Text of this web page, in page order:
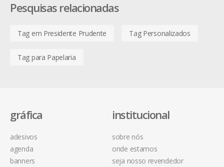
Pesquisas relacionadas
Tag em Presidente Prudente Tag Personalizados
Tag para Papelaria
institucional
sobre nós
onde estamos
seja nosso revendedor
gráfica
adesivos
agenda
banners